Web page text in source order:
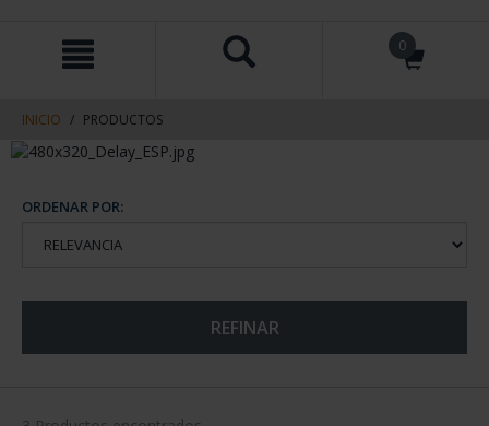
contenido
navegacin
0
INICIO PRODUCTOS
ORDENAR POR:
REFINAR